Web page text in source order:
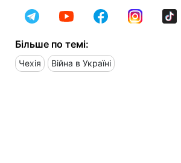
Більше по темі:
Чехія Війна в Україні